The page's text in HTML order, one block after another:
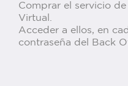
Comprar el servicio
Virtual.
Acceder a ellos, en
contraseña del Back